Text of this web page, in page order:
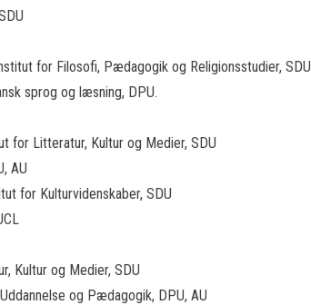
for Filosofi, Pædagogik og Religionsstudier, SDU
sprog og læsning, DPU.
for Litteratur, Kultur og Medier, SDU
AU
for Kulturvidenskaber, SDU
Kultur og Medier, SDU
og Pædagogik, DPU, AU